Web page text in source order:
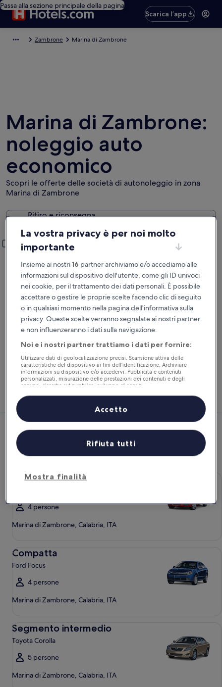
Passa alla sezione principale della pagina
Scarica l’app
Zambrone Marina di Zambrone
Marina di Zambrone:
noleggio auto
economico
Scopri le offerte delle società di autonoleggio in zona
Marina di Zambrone
Ritiro e riconsegna
Ritiro e riconsegna
Aggiungi un’altra località di riconsegna
Data di ritiro
20 ago
Data di riconsegna
21 ago
Ora del ritiro
Ora di riconsegna
Ho un codice sconto
Cerca
Confronta i noleggi auto e prenota volo, hotel e
auto insieme per risparmiare ancora di più.
Marina di Zambrone: dai
un'occhiata alle migliori offerte
auto
Economy
4 persone
Marina di Zambrone, Calabria, ITA
Compatta
Ford Focus
4 persone
Marina di Zambrone, Calabria, ITA
Segmento intermedio
Toyota Corolla
5 persone
Marina di Zambrone, Calabria, ITA
La vostra privacy è per noi molto
importante
Insieme ai nostri16 partner archiviamo e/o accediamo alle
informazioni sul dispositivo dell'utente, come gli ID univoci
nei cookie, per il trattamento dei dati personali. È possibile
accettare o gestire le proprie scelte facendo clic di seguito
o in qualsiasi momento nella pagina dell'informativa sulla
privacy. Queste scelte verranno segnalate ai nostri partner
e non influenzeranno i dati sulla navigazione.
Noi e i nostri partner trattiamo i dati per fornire:
Utilizzare dati di geolocalizzazione precisi. Scansione attiva delle
caratteristiche del dispositivo ai fini dell’identificazione. Archiviare
informazioni su dispositivo e/o accedervi. Pubblicità e contenuti
personalizzati, misurazione delle prestazioni dei contenuti e degli
annunci, ricerche sul pubblico, sviluppo di servizi.
Elenco dei partner (fornitori)
Mostra finalità
Rifiuta tutti
Accetto